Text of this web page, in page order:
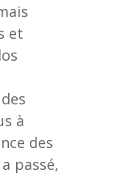
et
à
des
passé,